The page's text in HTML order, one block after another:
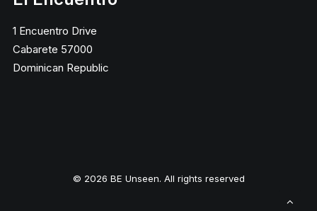
1 Encuentro Drive
Cabarete 57000
Dominican Republic
© 2026 BE Unseen. All rights reserved